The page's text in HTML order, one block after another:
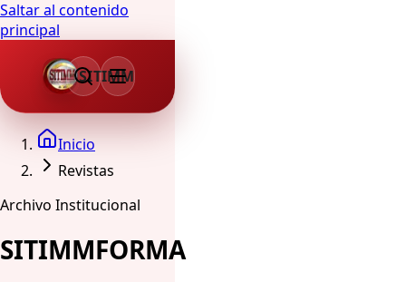
Saltar al contenido
principal
SITIMM
Inicio
Revistas
Archivo Institucional
SITIMMFORMA